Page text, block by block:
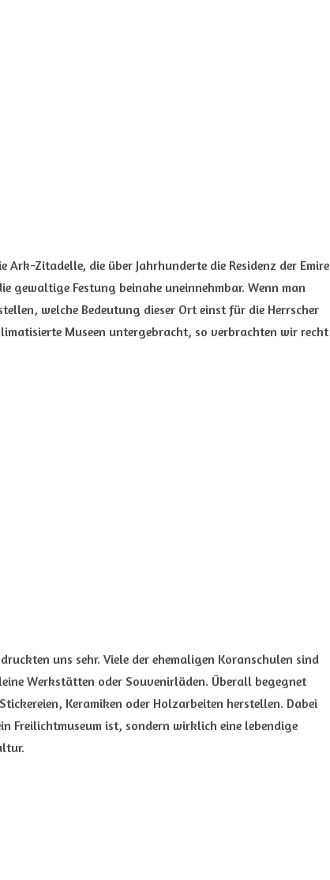
Ark-Zitadelle, die über Jahrhunderte die Residenz der Emire
gewaltige Festung beinahe uneinnehmbar. Wenn man
welche Bedeutung dieser Ort einst für die Herrscher
Museen untergebracht, so verbrachten wir recht
uns sehr. Viele der ehemaligen Koranschulen sind
Werkstätten oder Souvenirläden. Überall begegnet
Keramiken oder Holzarbeiten herstellen. Dabei
Freilichtmuseum ist, sondern wirklich eine lebendige